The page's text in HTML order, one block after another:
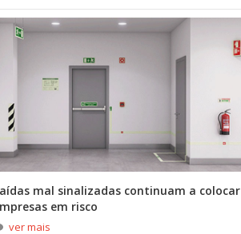
mal sinalizadas continuam a colocar
em risco
ver mais